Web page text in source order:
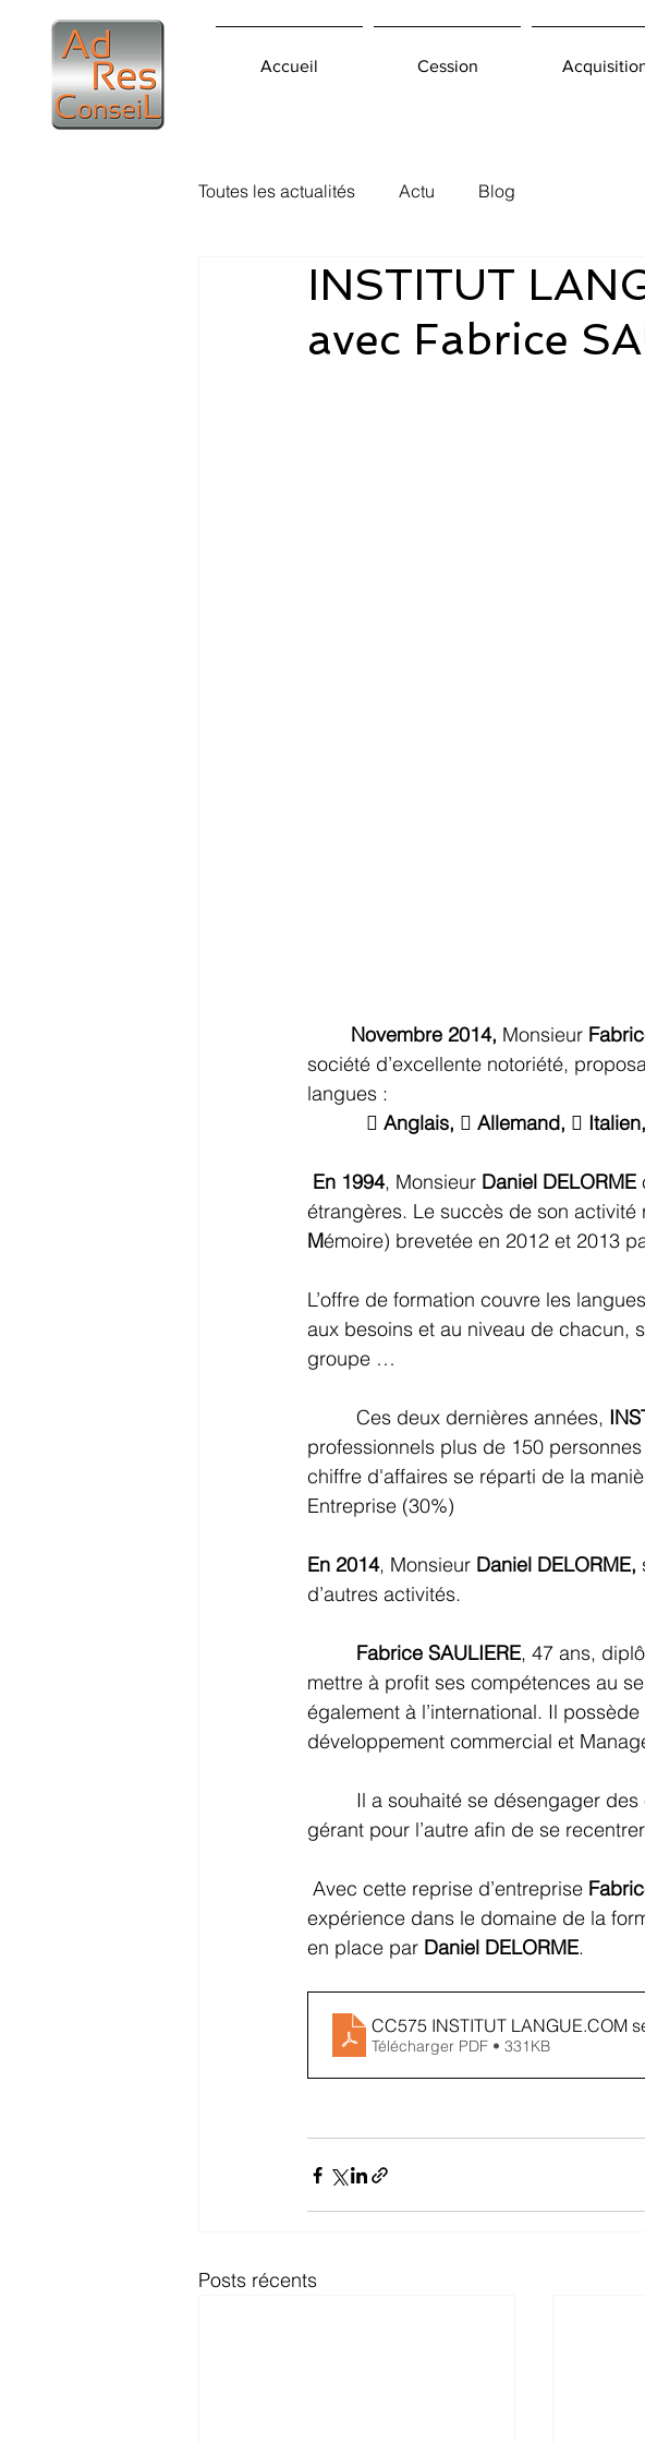
Accueil
Cession
Toutes les actualités Actu Blog
INSTITUT
avec Fabrice
Novembre 2014, Monsieur
société d’excellente notoriété,
langues :
 Anglais,  Allemand, 
En 1994, Monsieur Daniel DELORME
étrangères. Le succès de son activité
Mémoire) brevetée en 2012 et 2013
L’offre de formation couvre les
aux besoins et au niveau de chacun,
groupe …
Ces deux dernières années,
professionnels plus de 150
chiffre d'affaires se réparti de la
Entreprise (30%)
En 2014, Monsieur Daniel DELORME,
d’autres activités.
Fabrice SAULIERE, 47 ans,
mettre à profit ses compétences au
également à l’international. Il
développement commercial et
Il a souhaité se désengager
gérant pour l’autre afin de se
Avec cette reprise d’entreprise
expérience dans le domaine de la
en place par Daniel DELORME.
CC575 INSTITUT LANGUE.COM
Télécharger PDF • 331KB
Posts récents